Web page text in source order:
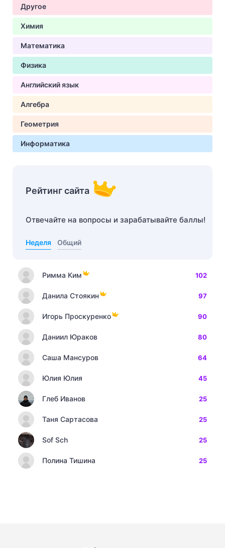
Другое
Химия
Математика
Физика
Английский язык
Алгебра
Геометрия
Информатика
Рейтинг сайта
Отвечайте на вопросы и зарабатывайте баллы!
Неделя Общий
Римма Ким 102
Данила Стоякин 97
Игорь Проскуренко 90
Даниил Юраков 80
Саша Мансуров 64
Юлия Юлия 45
Глеб Иванов 25
Таня Сартасова 25
Sof Sch 25
Полина Тишина 25